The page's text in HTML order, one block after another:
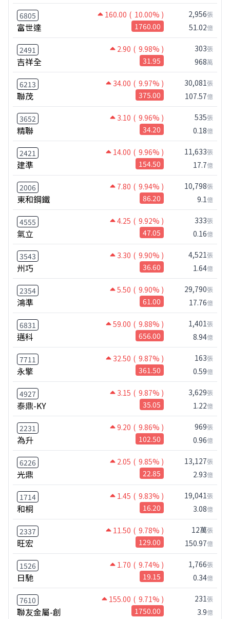
6805 160.00 ( 10.00% )
富世達 1760.00
2,956張
51.02億
2491 2.90 ( 9.98% )
吉祥全 31.95
303張
968萬
6213 34.00 ( 9.97% )
聯茂 375.00
30,081張
107.57億
3652 3.10 ( 9.96% )
精聯 34.20
535張
0.18億
2421 14.00 ( 9.96% )
建準 154.50
11,633張
17.7億
2006 7.80 ( 9.94% )
東和鋼鐵 86.20
10,798張
9.1億
4555 4.25 ( 9.92% )
氣立 47.05
333張
0.16億
3543 3.30 ( 9.90% )
州巧 36.60
4,521張
1.64億
2354 5.50 ( 9.90% )
鴻準 61.00
29,790張
17.76億
6831 59.00 ( 9.88% )
邁科 656.00
1,401張
8.94億
7711 32.50 ( 9.87% )
永擎 361.50
163張
0.59億
4927 3.15 ( 9.87% )
泰鼎-KY 35.05
3,629張
1.22億
2231 9.20 ( 9.86% )
為升 102.50
969張
0.96億
6226 2.05 ( 9.85% )
光鼎 22.85
13,127張
2.93億
1714 1.45 ( 9.83% )
和桐 16.20
19,041張
3.08億
2337 11.50 ( 9.78% )
旺宏 129.00
12萬張
150.97億
1526 1.70 ( 9.74% )
日馳 19.15
1,766張
0.34億
7610 155.00 ( 9.71% )
聯友金屬-創 1750.00
231張
3.9億